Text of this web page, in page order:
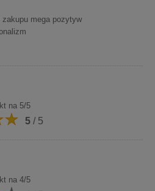
mega pozytyw
na 5/5
5 / 5
na 4/5